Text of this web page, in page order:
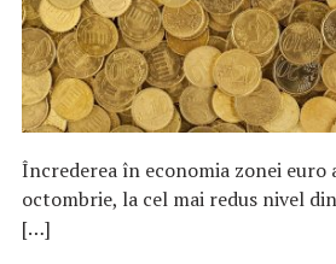
Încrederea în economia zonei euro
octombrie, la cel mai redus nivel
[…]